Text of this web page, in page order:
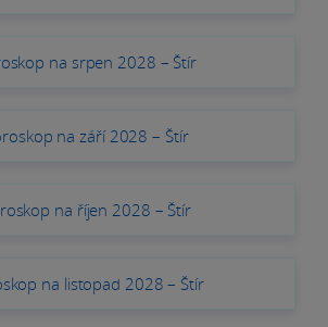
na srpen 2028 – Štír
na září 2028 – Štír
na říjen 2028 – Štír
na listopad 2028 – Štír